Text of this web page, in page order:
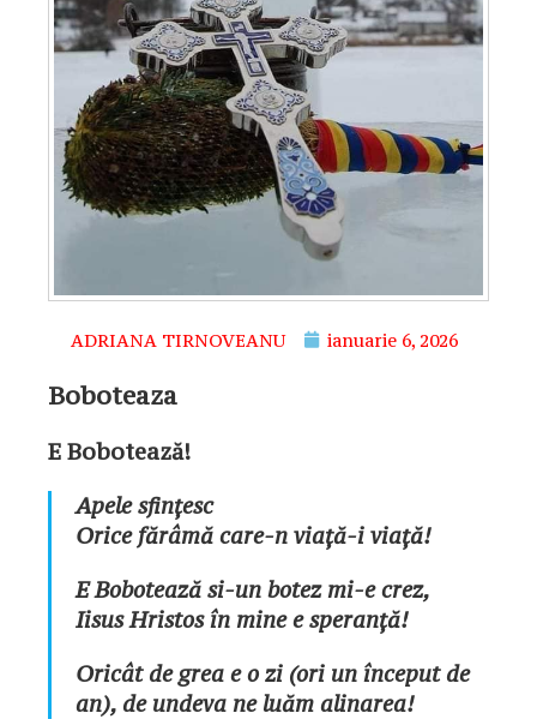
ADRIANA TIRNOVEANU ianuarie 6, 2026
Boboteaza
E Bobotează!
Apele sfințesc
Orice fărâmă care-n viață-i viață!
E Bobotează si-un botez mi-e crez,
Iisus Hristos în mine e speranță!
Oricât de grea e o zi (ori un început de
an), de undeva ne luăm alinarea!